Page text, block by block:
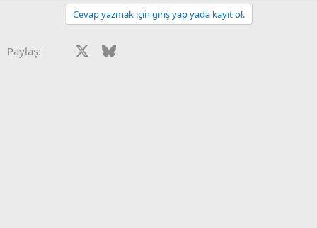
1867 yılının yaz aylarında, genç ve Fransız asıllı
bir mühendis olan Eugène Gavan uzun zamandır
kendisine methedilen İstanbul’a gelir
Cevap yazmak için giriş yap yada kayıt ol.
Paylaş: Facebook Bluesky